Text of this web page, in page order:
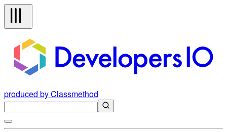
produced by Classmethod